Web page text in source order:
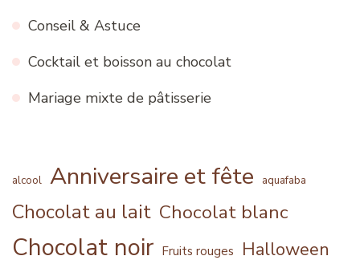
Conseil & Astuce
Cocktail et boisson au chocolat
Mariage mixte de pâtisserie
alcool Anniversaire et fête aquafaba
Chocolat au lait Chocolat blanc
Chocolat noir Fruits rouges Halloween